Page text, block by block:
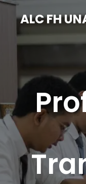
ALC FH